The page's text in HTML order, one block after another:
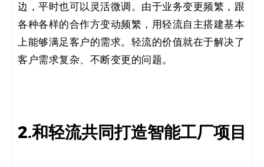
边，平时也可以灵活微调。由于业务变更频繁，跟
各种各样的合作方变动频繁，用轻流自主搭建基本
上能够满足客户的需求。轻流的价值就在于解决了
客户需求复杂、不断变更的问题。
2.和轻流共同打造智能工厂项目